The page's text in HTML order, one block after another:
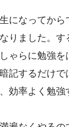
になってから
りました。す
ゃらに勉強を
記するだけで
効率よく勉強